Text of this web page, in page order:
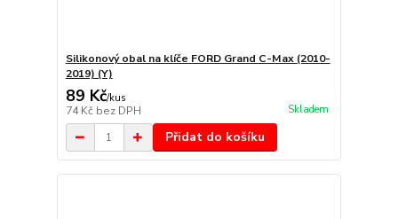
Silikonový obal na klíče FORD Grand C-Max (2010-
2019) (Y)
89 Kč/kus
74 Kč bez DPH Skladem
Přidat do košíku